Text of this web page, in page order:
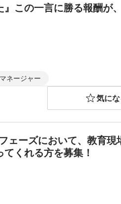
この一言に勝る報酬が
ネージャー
気に
ェーズにおいて、教育現
くれる方を募集！